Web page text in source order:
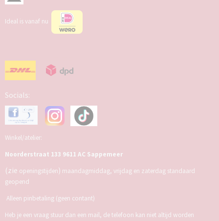
Ideal is vanaf nu
Socials:
Winkel/atelier:
Noorderstraat 133 9611 AC Sappemeer
(zie openingstijden) maandagmiddag, vrijdag en zaterdag standaard
geopend
Alleen pinbetaling (geen contant)
Heb je een vraag stuur dan een mail, de telefoon kan niet altijd worden